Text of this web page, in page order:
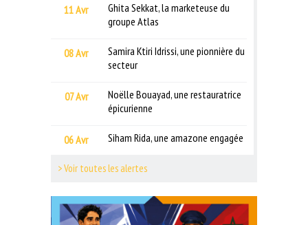
11 Avr
Ghita Sekkat, la marketeuse du
groupe Atlas
08 Avr
Samira Ktiri Idrissi, une pionnière du
secteur
07 Avr
Noëlle Bouayad, une restauratrice
épicurienne
06 Avr Siham Rida, une amazone engagée
> Voir toutes les alertes